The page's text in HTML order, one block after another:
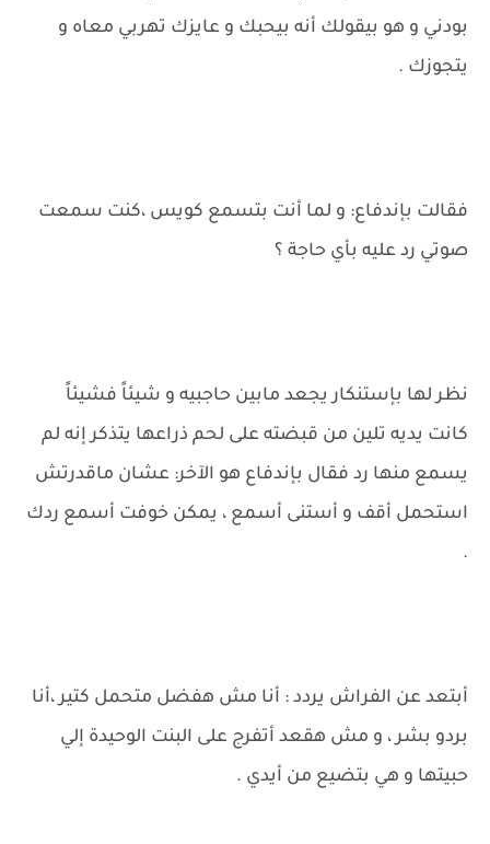
بودني و هو بيقولك أنه بيحبك و عايزك تهربي معاه و
يتجوزك .
فقالت بإندفاع: و لما أنت بتسمع كويس ،كنت سمعت
صوتي رد عليه بأي حاجة ؟
نظر لها بإستنكار يجعد مابين حاجبيه و شيئاً فشيئاً
كانت يديه تلين من قبضته على لحم ذراعها يتذكر إنه لم
يسمع منها رد فقال بإندفاع هو الآخر: عشان ماقدرتش
استحمل أقف و أستنى أسمع ، يمكن خوفت أسمع ردك
.
أبتعد عن الفراش يردد : أنا مش هفضل متحمل كتير ،أنا
بردو بشر ، و مش هقعد أتفرج على البنت الوحيدة إلي
حبيتها و هي بتضيع من أيدي .